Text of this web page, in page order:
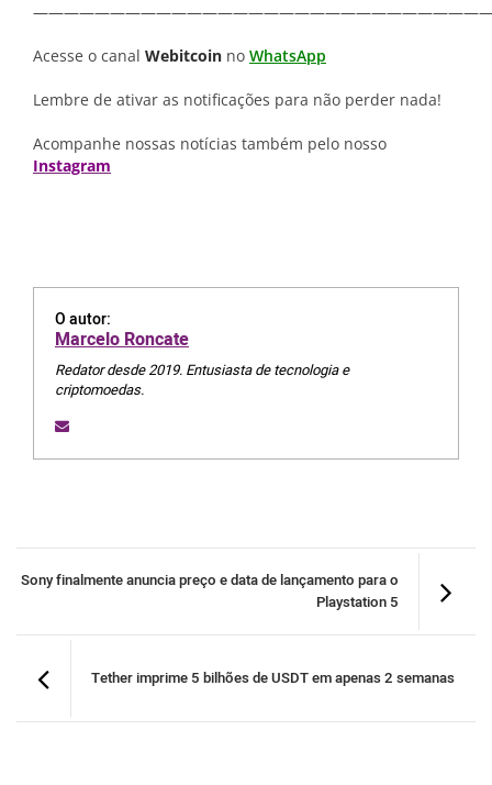
Acesse o canal Webitcoin no WhatsApp
Lembre de ativar as notificações para não perder nada!
Acompanhe nossas notícias também pelo nosso
Instagram
O autor:
Marcelo Roncate
Redator desde 2019. Entusiasta de tecnologia e
criptomoedas.
Sony finalmente anuncia preço e data de lançamento para o
Playstation 5
Tether imprime 5 bilhões de USDT em apenas 2 semanas